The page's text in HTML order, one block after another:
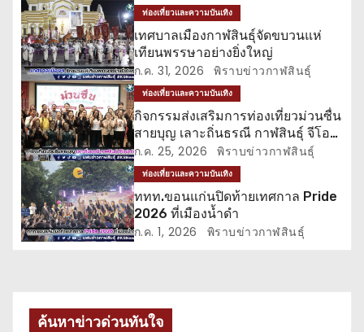
เ
รื่
อ
ง
ท่องเที่ยวและความบันเทิง
เทศบาลเมืองกาฬสินธุ์จัดขบวนแห่
เทียนพรรษาอย่างยิ่งใหญ่
ก.ค. 31, 2026 พิราบข่าวกาฬสินธุ์
ท่องเที่ยวและความบันเทิง
กิจกรรมส่งเสริมการท่องเที่ยวม่วนซื่น
สายบุญ เลาะถิ่นธรณี กาฬสินธุ์ จีโอ
ปาร์ค
ก.ค. 25, 2026 พิราบข่าวกาฬสินธุ์
ท่องเที่ยวและความบันเทิง
ททท.ขอนแก่นปิดท้ายเทศกาล Pride
2026 ที่เมืองน้ำดำ
ก.ค. 1, 2026 พิราบข่าวกาฬสินธุ์
ค้นหาข่าวด่วนทันใจ